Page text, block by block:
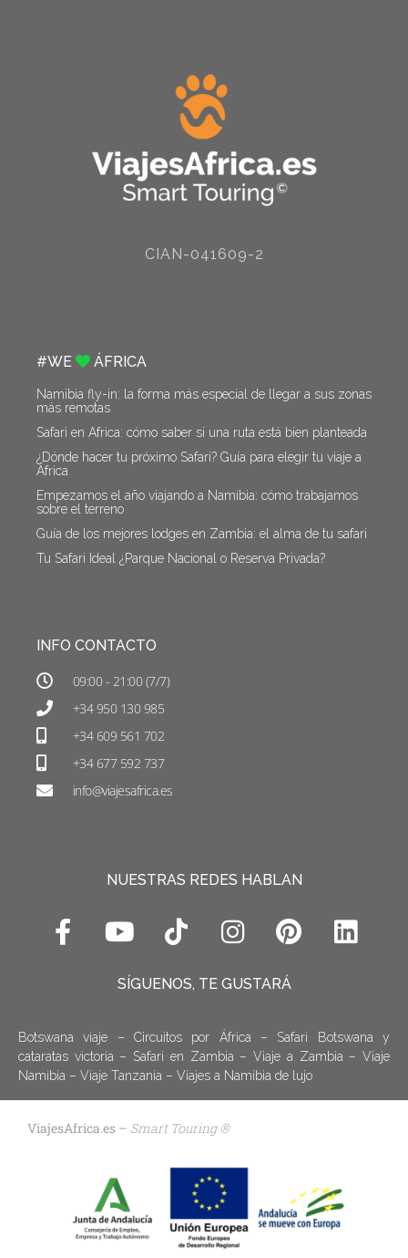
CIAN-041609-2
#WE ÁFRICA
Namibia fly-in: la forma más especial de llegar a sus zonas
más remotas
Safari en África: cómo saber si una ruta está bien planteada
¿Dónde hacer tu próximo Safari? Guía para elegir tu viaje a
África
Empezamos el año viajando a Namibia: cómo trabajamos
sobre el terreno
Guía de los mejores lodges en Zambia: el alma de tu safari
Tu Safari Ideal ¿Parque Nacional o Reserva Privada?
INFO CONTACTO
09:00 - 21:00 (7/7)
+34 950 130 985
+34 609 561 702
+34 677 592 737
info@viajesafrica.es
NUESTRAS REDES HABLAN
SÍGUENOS, TE GUSTARÁ
Botswana viaje –Circuitos por África – Safari Botswana y
cataratas victoria – Safari en Zambia –Viaje a Zambia –Viaje
Namibia – Viaje Tanzania – Viajes a Namibia de lujo
ViajesAfrica.es – Smart Touring ®